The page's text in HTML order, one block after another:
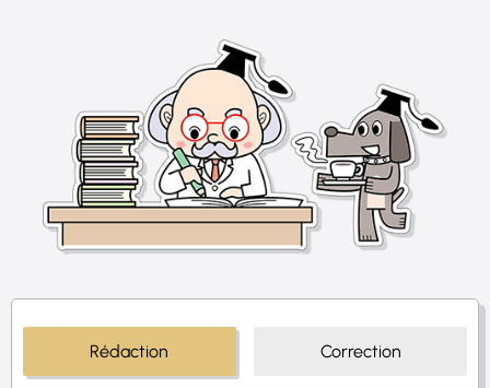
Rédaction Correction